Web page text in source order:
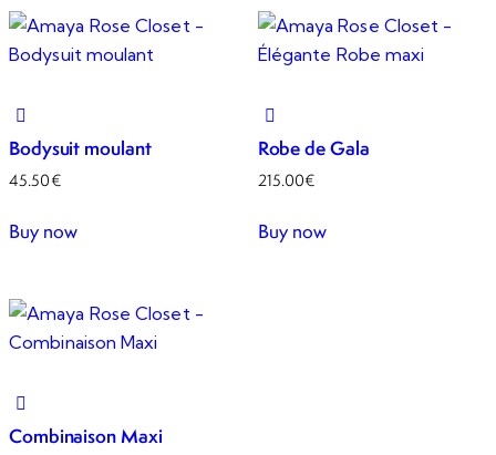
Bodysuit moulant
45.50€
Buy now
Robe de Gala
215.00€
Buy now
Combinaison Maxi